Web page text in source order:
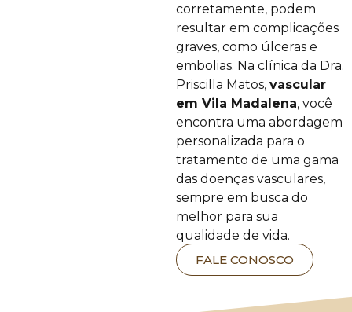
corretamente, podem
resultar em complicações
graves, como úlceras e
embolias. Na clínica da Dra.
Priscilla Matos, vascular
em Vila Madalena, você
encontra uma abordagem
personalizada para o
tratamento de uma gama
das doenças vasculares,
sempre em busca do
melhor para sua
qualidade de vida.
FALE CONOSCO